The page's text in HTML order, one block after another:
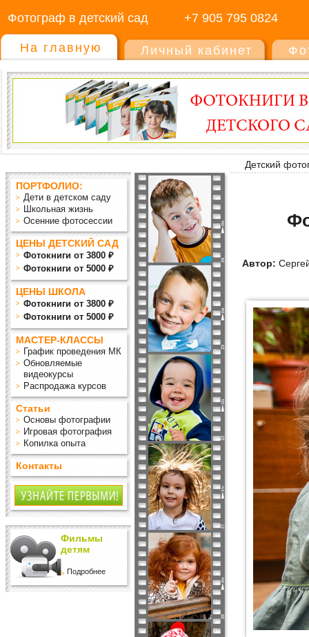
Фотограф в детский сад +7 905 795 0824
На главную Личный кабинет
Детский
ПОРТФОЛИО:
Дети в детском саду
Школьная жизнь
Осенние фотосессии
ЦЕНЫ ДЕТСКИЙ САД
Фотокниги от 3800 ₽
Фотокниги от 5000 ₽
ЦЕНЫ ШКОЛА
Фотокниги от 3800 ₽
Фотокниги от 5000 ₽
МАСТЕР-КЛАССЫ
График проведения МК
Обновляемые
видеокурсы
Распродажа курсов
Статьи
Основы фотографии
Игровая фотография
Копилка опыта
Контакты
Фильмы
детям
Подробнее
Автор: